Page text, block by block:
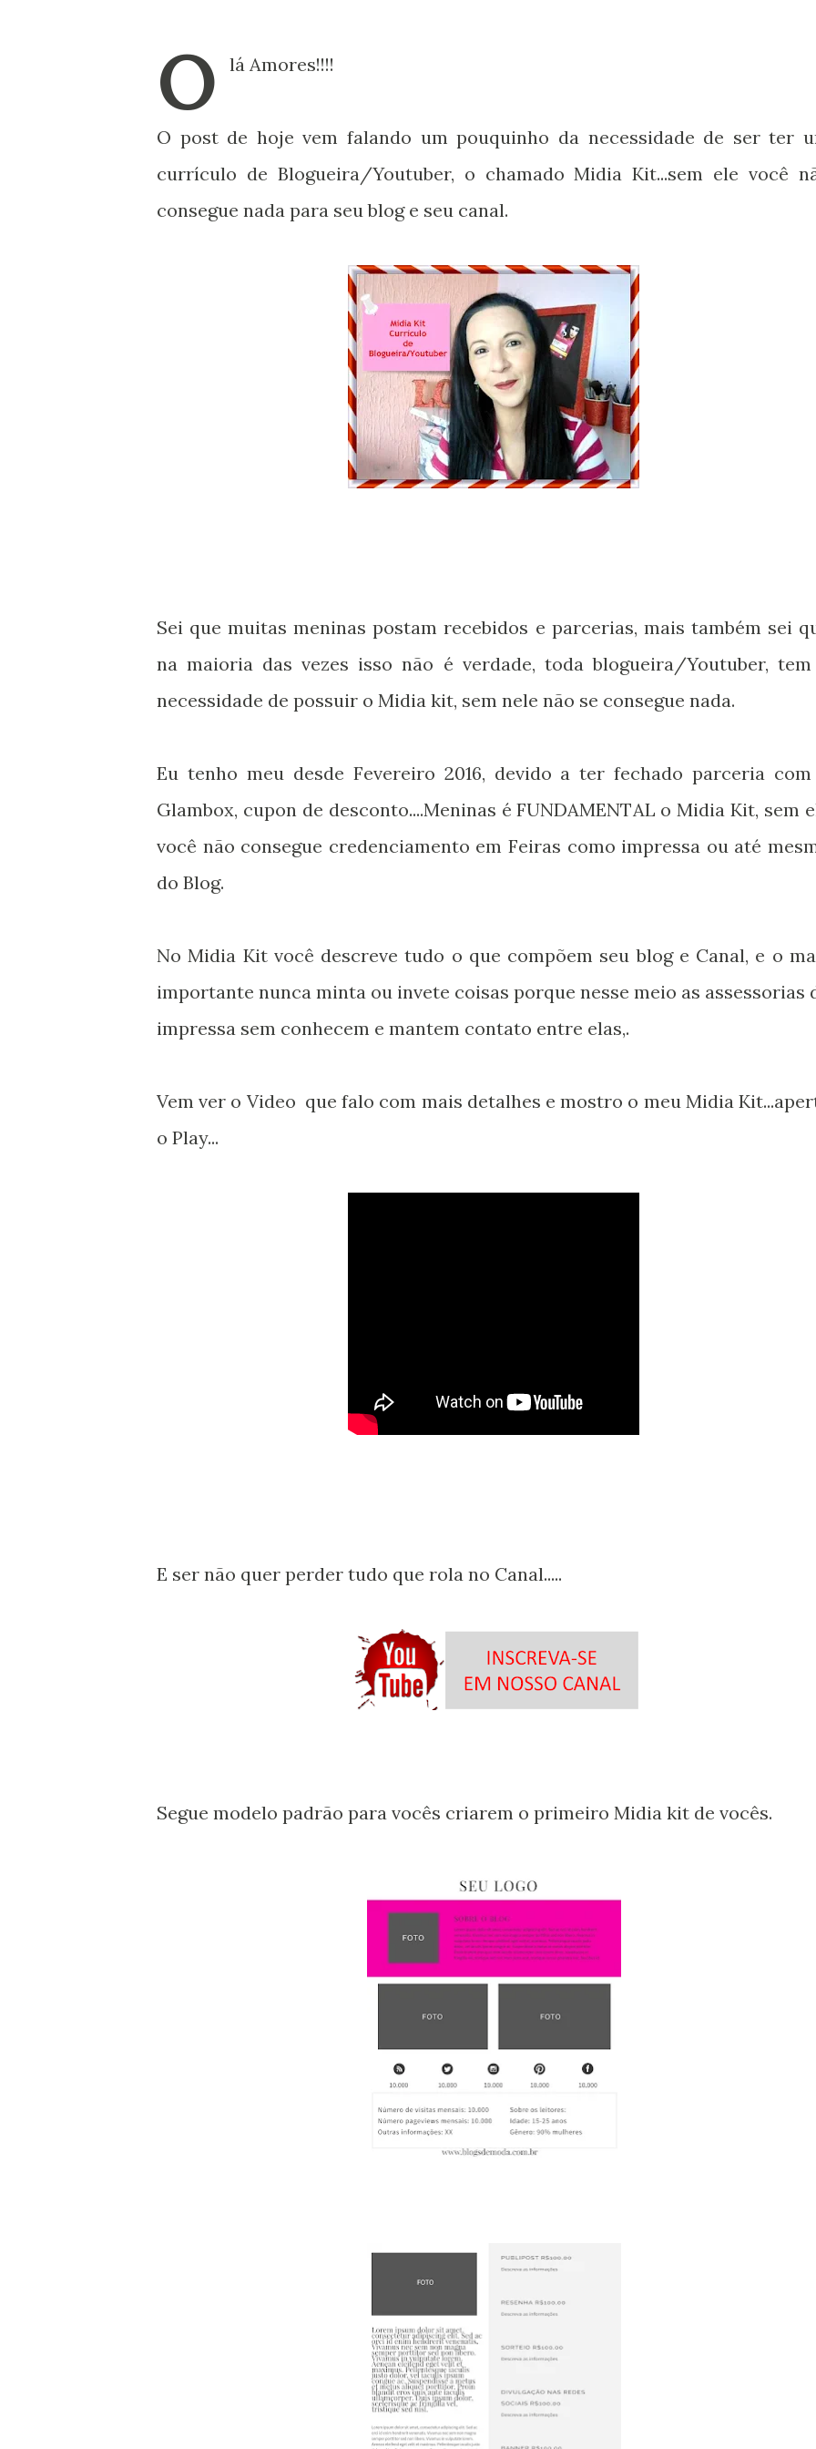
O lá Amores!!!!
O post de hoje vem falando um pouquinho da necessidade de ser ter
currículo de Blogueira/Youtuber, o chamado Midia Kit...sem ele você
consegue nada para seu blog e seu canal.
Sei que muitas meninas postam recebidos e parcerias, mais também sei
na maioria das vezes isso não é verdade, toda blogueira/Youtuber,
necessidade de possuir o Midia kit, sem nele não se consegue nada.
Eu tenho meu desde Fevereiro 2016, devido a ter fechado parceria
Glambox, cupon de desconto....Meninas é FUNDAMENTAL o Midia Kit, sem
você não consegue credenciamento em Feiras como impressa ou até
do Blog.
No Midia Kit você descreve tudo o que compõem seu blog e Canal, e o
importante nunca minta ou invete coisas porque nesse meio as assessorias
impressa sem conhecem e mantem contato entre elas,.
Vem ver o Video que falo com mais detalhes e mostro o meu Midia
o Play...
E ser não quer perder tudo que rola no Canal.....
Segue modelo padrão para vocês criarem o primeiro Midia kit de vocês.